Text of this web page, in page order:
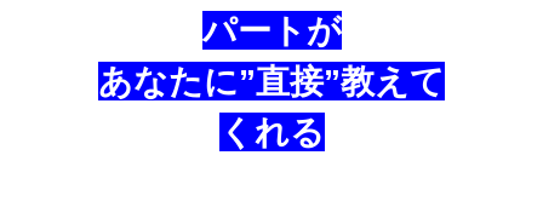
パートが
あなたに”直接”教えて
くれる